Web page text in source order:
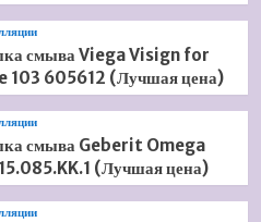
смыва Viega Visign for
103 605612 (Лучшая цена)
смыва Geberit Omega
(Лучшая цена)